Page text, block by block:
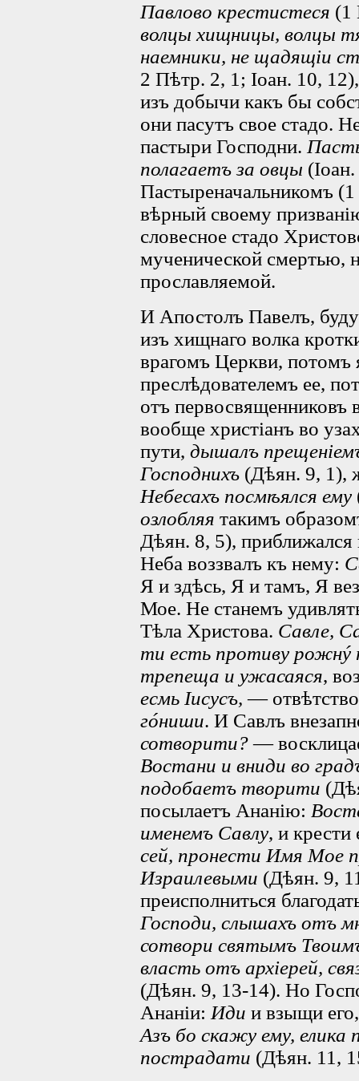
Павлово крестистеся (1
волцы хищницы, волцы
наемники, не щадящіи
2 Пѣтр. 2, 1; Іоан. 10,
изъ добычи какъ бы
они пасутъ свое стадо.
пастыри Господни.
полагаетъ за овцы
Пастыреначальникомъ
вѣрный своему
словесное стадо
мученической смертью,
прославляемой.
И Апостолъ Павелъ,
изъ хищнаго волка
врагомъ Церкви, потомъ
преслѣдователемъ ее,
отъ первосвященниковъ
вообще христіанъ во
пути, дышалъ
Господнихъ (Дѣян. 9, 1),
Небесахъ посмѣялся ему
озлобляя такимъ
Дѣян. 8, 5), приближался
Неба воззвалъ къ нему:
Я и здѣсь, Я и тамъ, Я
Мое. Не станемъ
Тѣла Христова. Савле,
ти есть противу рожнý
трепеща и ужасаяся,
есмь Іисусъ, —
гóниши. И Савлъ
сотворити?—
Востани и вниди во
подобаетъ творити
посылаетъ Ананію:
именемъ Савлу, и крести
сей, пронести Имя Мое
Израилевыми (Дѣян. 9,
преисполниться
Господи, слышахъ отъ
сотвори святымъ
власть отъ архіерей,
(Дѣян. 9, 13-14). Но
Ананіи: Иди и взыщи
Азъ бо скажу ему,
пострадати (Дѣян. 11,